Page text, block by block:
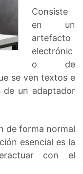
Consiste
en un
artefacto
electrónic
o de
se ven textos e
de un adaptador
de forma normal
esencial es la
con el